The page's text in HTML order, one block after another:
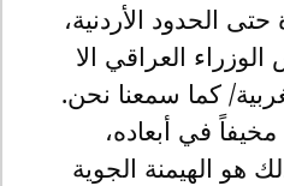
الحدود الأردنية،
العراقي الا
كما سمعنا نحن.
مخيفاً في أبعاده،
هو الهيمنة الجوية